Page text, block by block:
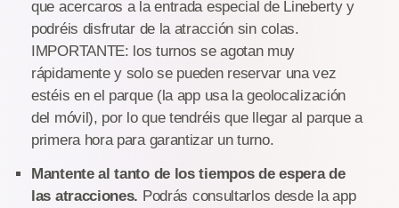
que acercaros a la entrada especial de Lineberty y
podréis disfrutar de la atracción sin colas.
IMPORTANTE: los turnos se agotan muy
rápidamente y solo se pueden reservar una vez
estéis en el parque (la app usa la geolocalización
del móvil), por lo que tendréis que llegar al parque a
primera hora para garantizar un turno.
Mantente al tanto de los tiempos de espera de
las atracciones. Podrás consultarlos desde la app